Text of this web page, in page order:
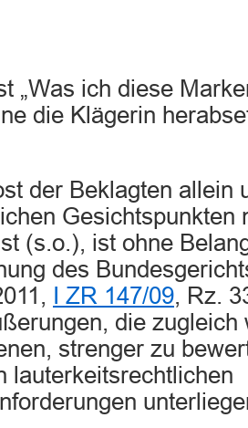
„Was ich diese
die Klägerin
der Beklagten allein
Gesichtspunkten
(s.o.), ist ohne
des
I ZR 147/09, Rz.
die
strenger zu
lauterkeitsrechtlichen